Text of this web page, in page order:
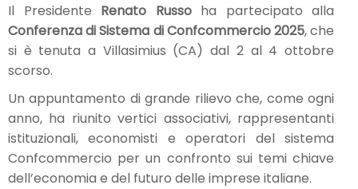
Il Presidente Renato Russoha partecipato alla
Conferenza di Sistema di Confcommercio 2025, che
si è tenuta a Villasimius (CA) dal 2 al 4 ottobre
scorso.
Un appuntamento di grande rilievo che, come ogni
anno, ha riunito vertici associativi, rappresentanti
istituzionali, economisti e operatori del sistema
Confcommercio per un confronto sui temi chiave
dell’economia e del futuro delle imprese italiane.